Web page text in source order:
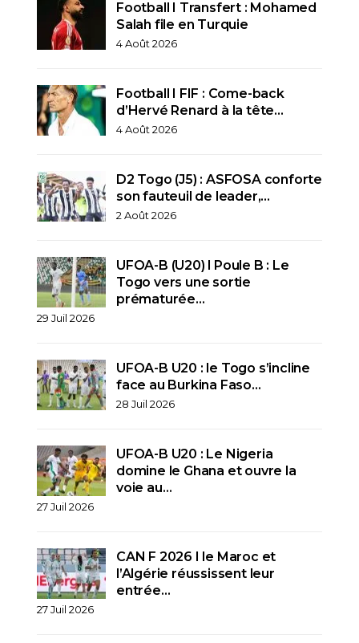
Football I Transfert : Mohamed
Salah file en Turquie
4 Août 2026
Football I FIF : Come-back
d’Hervé Renard à la tête…
4 Août 2026
D2 Togo (J5) : ASFOSA conforte
son fauteuil de leader,…
2 Août 2026
UFOA-B (U20) l Poule B : Le
Togo vers une sortie
prématurée…
29 Juil 2026
UFOA-B U20 : le Togo s’incline
face au Burkina Faso…
28 Juil 2026
UFOA-B U20 : Le Nigeria
domine le Ghana et ouvre la
voie au…
27 Juil 2026
CAN F 2026 I le Maroc et
l’Algérie réussissent leur
entrée…
27 Juil 2026